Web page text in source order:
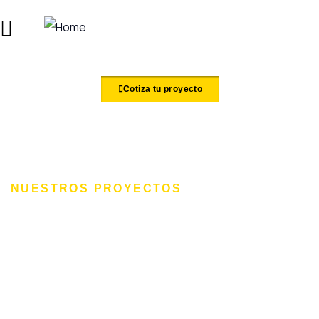
Cotiza tu proyecto
NUESTROS PROYECTOS